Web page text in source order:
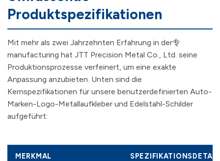
Produktspezifikationen
Mit mehr als zwei Jahrzehnten Erfahrung in der专
manufacturing hat JTT Precision Metal Co., Ltd. seine
Produktionsprozesse verfeinert, um eine exakte
Anpassung anzubieten. Unten sind die
Kernspezifikationen für unsere benutzerdefinierten Auto-
Marken-Logo-Metallaufkleber und Edelstahl-Schilder
aufgeführt:
MERKMAL